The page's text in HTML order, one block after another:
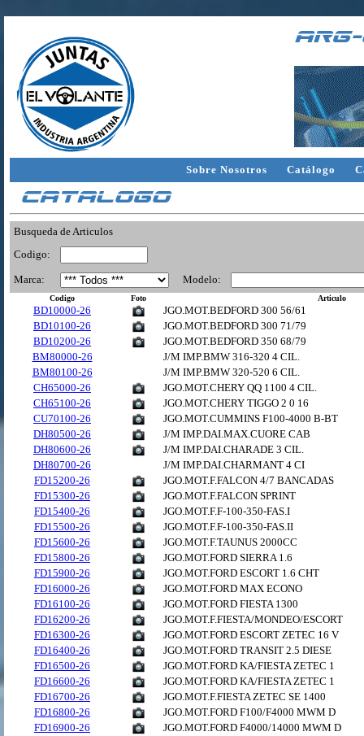
Sobre Nosotros Catálogo
Catalogo
Busqueda de Articulos
Codigo:
Marca: Modelo:
Codigo Foto Articulo
BD10000-26
JGO.MOT.BEDFORD 300 56/61
BD10100-26
JGO.MOT.BEDFORD 300 71/79
BD10200-26
JGO.MOT.BEDFORD 350 68/79
BM80000-26
J/M IMP.BMW 316-320 4 CIL.
BM80100-26
J/M IMP.BMW 320-520 6 CIL.
CH65000-26
JGO.MOT.CHERY QQ 1100 4 CIL.
CH65100-26
JGO.MOT.CHERY TIGGO 2 0 16
CU70100-26
JGO.MOT.CUMMINS F100-4000 B-BT
DH80500-26
J/M IMP.DAI.MAX.CUORE CAB
DH80600-26
J/M IMP.DAI.CHARADE 3 CIL.
DH80700-26
J/M IMP.DAI.CHARMANT 4 CI
FD15200-26
JGO.MOT.F.FALCON 4/7 BANCADAS
FD15300-26
JGO.MOT.F.FALCON SPRINT
FD15400-26
JGO.MOT.F.F-100-350-FAS.I
FD15500-26
JGO.MOT.F.F-100-350-FAS.II
FD15600-26
JGO.MOT.F.TAUNUS 2000CC
FD15800-26
JGO.MOT.FORD SIERRA 1.6
FD15900-26
JGO.MOT.FORD ESCORT 1.6 CHT
FD16000-26
JGO.MOT.FORD MAX ECONO
FD16100-26
JGO.MOT.FORD FIESTA 1300
FD16200-26
JGO.MOT.F.FIESTA/MONDEO/ESCORT
FD16300-26
JGO.MOT.FORD ESCORT ZETEC 16 V
FD16400-26
JGO.MOT.FORD TRANSIT 2.5 DIESE
FD16500-26
JGO.MOT.FORD KA/FIESTA ZETEC 1
FD16600-26
JGO.MOT.FORD KA/FIESTA ZETEC 1
FD16700-26
JGO.MOT.F.FIESTA ZETEC SE 1400
FD16800-26
JGO.MOT.FORD F100/F4000 MWM D
FD16900-26
JGO.MOT.FORD F4000/14000 MWM D